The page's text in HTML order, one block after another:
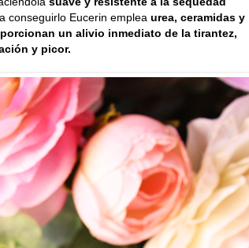
conseguirlo Eucerin emplea urea, ceramidas y
un alivio inmediato de la tirantez,
y picor.